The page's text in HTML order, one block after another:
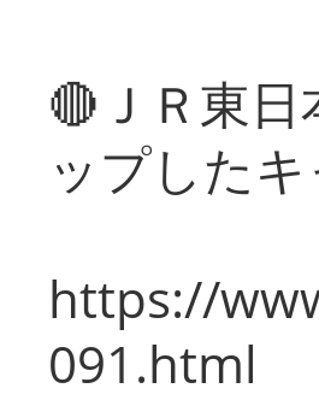
🔴ＪＲ東
ップした
https://
091.html